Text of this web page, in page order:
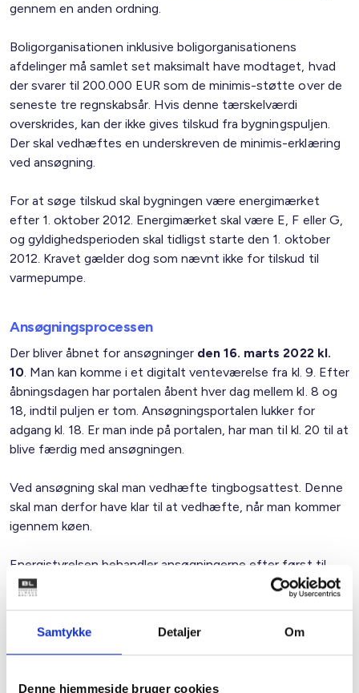
Samtykke Detaljer Om
Denne hjemmeside bruger cookies
gennem en anden ordning.
Boligorganisationen inklusive boligorganisationens
afdelinger må samlet set maksimalt have modtaget, hvad
der svarer til 200.000 EUR som de minimis-støtte over de
seneste tre regnskabsår. Hvis denne tærskelværdi
overskrides, kan der ikke gives tilskud fra bygningspuljen.
Der skal vedhæftes en underskreven de minimis-erklæring
ved ansøgning.
For at søge tilskud skal bygningen være energimærket
efter 1. oktober 2012. Energimærket skal være E, F eller G,
og gyldighedsperioden skal tidligst starte den 1. oktober
2012. Kravet gælder dog som nævnt ikke for tilskud til
varmepumpe.
Ansøgningsprocessen
Der bliver åbnet for ansøgninger den 16. marts 2022 kl.
10. Man kan komme i et digitalt venteværelse fra kl. 9. Efter
åbningsdagen har portalen åbent hver dag mellem kl. 8 og
18, indtil puljen er tom. Ansøgningsportalen lukker for
adgang kl. 18. Er man inde på portalen, har man til kl. 20 til at
blive færdig med ansøgningen.
Ved ansøgning skal man vedhæfte tingbogsattest. Denne
skal man derfor have klar til at vedhæfte, når man kommer
igennem køen.
Energistyrelsen behandler ansøgningerne efter først til
mølle-princippet, hvilket betyder, at sagsbehandlingen af
ansøgninger påbegyndes i den rækkefølge, de bliver
Inden åbningen er det en god idé at forberede